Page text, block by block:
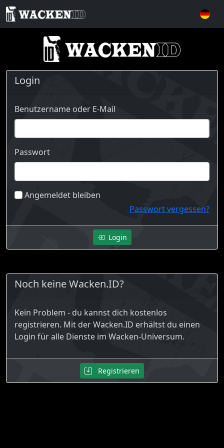
Login
Benutzername oder E-Mail
Passwort
Angemeldet bleiben
Passwort vergessen?
Login
Noch keine Wacken.ID?
Kein Problem - du kannst dich kostenlos
registrieren. Mit der Wacken.ID erhältst du einen
Login für alle Dienste im Wacken-Universum.
Registrieren